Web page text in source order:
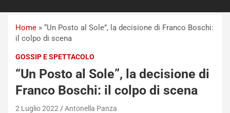
Home » “Un Posto al Sole”, la decisione di Franco Boschi:
il colpo di scena
GOSSIP E SPETTACOLO
“Un Posto al Sole”, la decisione di
Franco Boschi: il colpo di scena
2 Luglio 2022 Antonella Panza